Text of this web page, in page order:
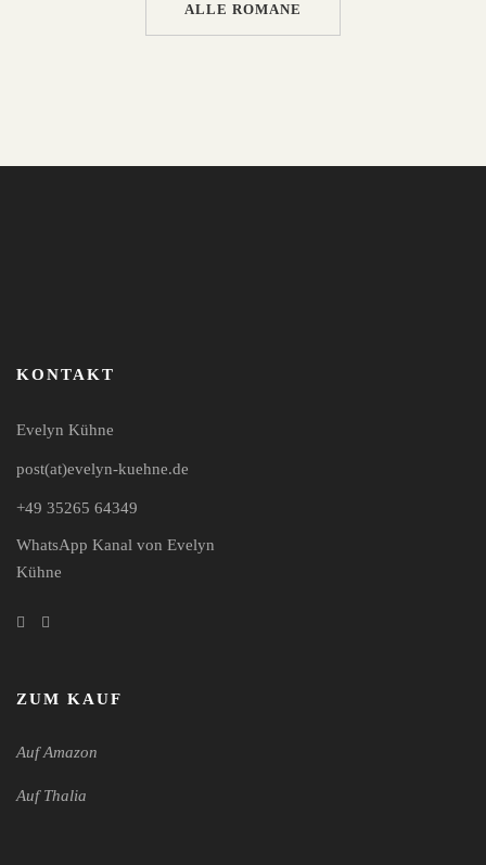
ALLE ROMANE
KONTAKT
Evelyn Kühne
post(at)evelyn-kuehne.de
+49 35265 64349
WhatsApp Kanal von Evelyn
Kühne
ZUM KAUF
Auf Amazon
Auf Thalia